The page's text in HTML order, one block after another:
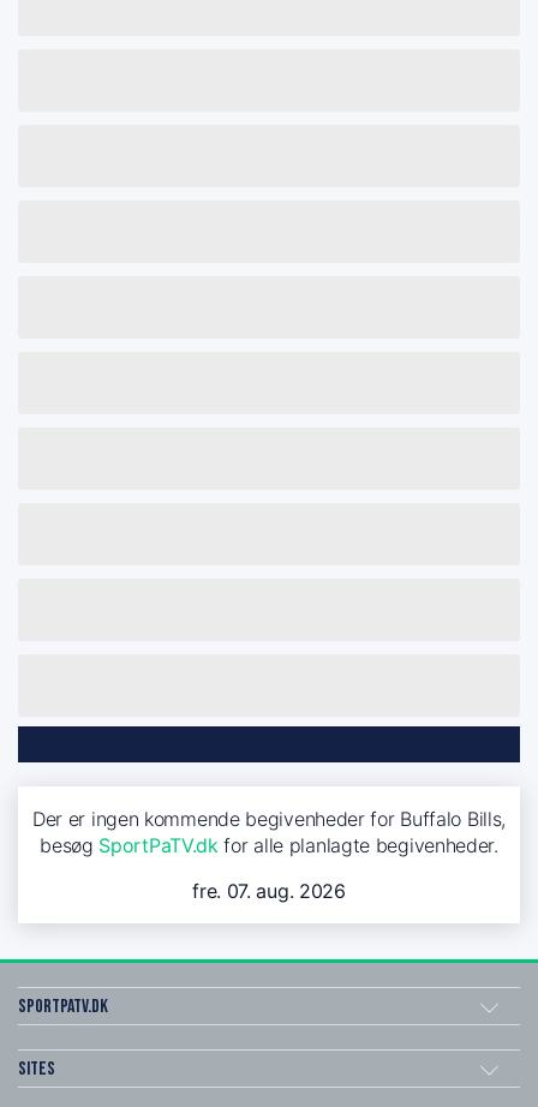
Der er ingen kommende begivenheder for Buffalo Bills,
besøg SportPaTV.dk for alle planlagte begivenheder.
fre. 07. aug. 2026
SportPaTV.dk
Sites